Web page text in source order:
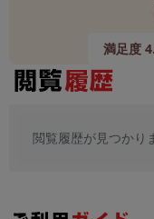
満足度
閲覧履歴が見つかり
商品の搭載機能による絞り込み